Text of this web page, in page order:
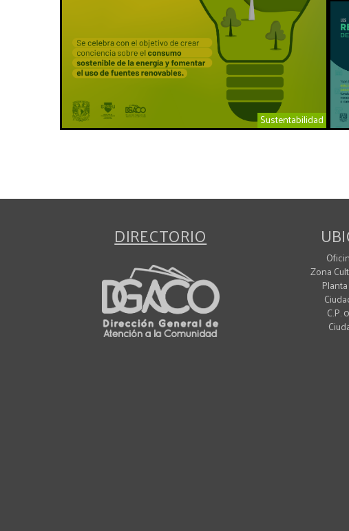
Sustentabilidad
DIRECTORIO
Zona
C.P.